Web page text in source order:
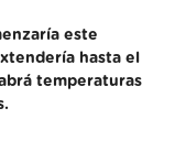
este
hasta el
temperaturas